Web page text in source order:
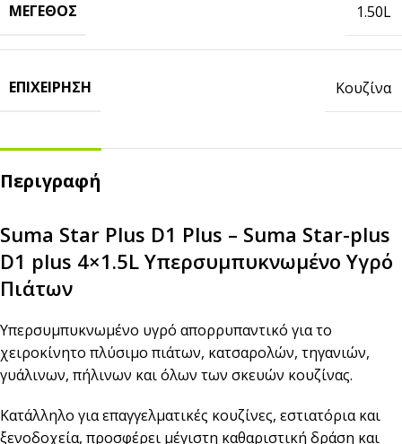
ΜΈΓΕΘΟΣ 1.50L
ΕΠΙΧΕΊΡΗΣΗ Κουζίνα
Περιγραφή
Suma Star Plus D1 Plus – Suma Star-plus
D1 plus 4×1.5L Υπερσυμπυκνωμένο Υγρό
Πιάτων
Υπερσυμπυκνωμένο υγρό απορρυπαντικό για το
χειροκίνητο πλύσιμο πιάτων, κατσαρολών, τηγανιών,
γυάλινων, πήλινων και όλων των σκευών κουζίνας.
Κατάλληλο για επαγγελματικές κουζίνες, εστιατόρια και
ξενοδοχεία, προσφέρει μέγιστη καθαριστική δράση και